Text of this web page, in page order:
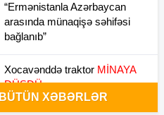
“Ermənistanla Azərbaycan
arasında münaqişə səhifəsi
bağlanıb”
Xocavənddə traktor MİNAYA
DÜŞDÜ
BÜTÜN XƏBƏRLƏR